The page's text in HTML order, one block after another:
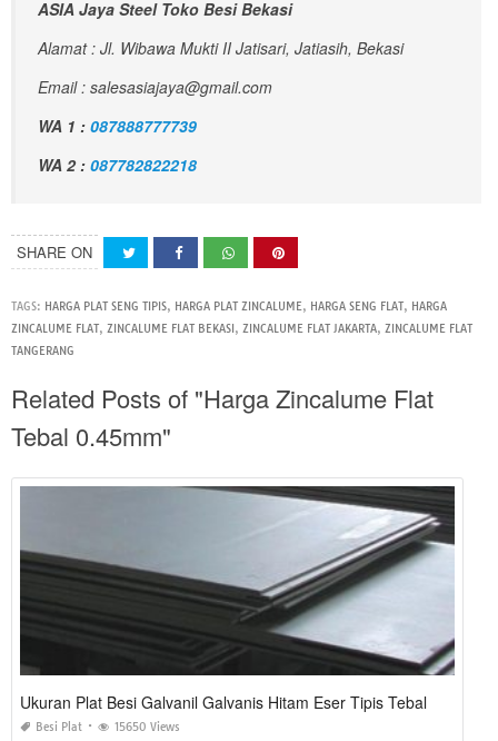
ASIA Jaya Steel Toko Besi Bekasi
Alamat : Jl. Wibawa Mukti II Jatisari, Jatiasih, Bekasi
Email : salesasiajaya@gmail.com
WA 1 : 087888777739
WA 2 : 087782822218
SHARE ON
TAGS: HARGA PLAT SENG TIPIS, HARGA PLAT ZINCALUME, HARGA SENG FLAT, HARGA
ZINCALUME FLAT, ZINCALUME FLAT BEKASI, ZINCALUME FLAT JAKARTA, ZINCALUME FLAT
TANGERANG
Related Posts of "Harga Zincalume Flat
Tebal 0.45mm"
Ukuran Plat Besi Galvanil Galvanis Hitam Eser Tipis Tebal
Besi Plat 15650 Views